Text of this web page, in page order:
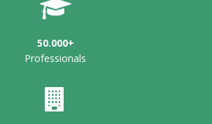
50.000+
Professionals